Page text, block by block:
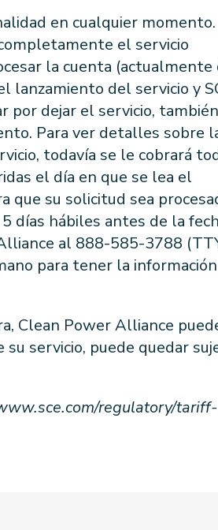
en cualquier momento.
el servicio
la cuenta (actualmente
lanzamiento del servicio y
por dejar el servicio, también
Para ver detalles sobre
todavía se le cobrará
el día en que se lea el
que su solicitud sea
días hábiles antes de la
al 888-585-3788
para tener la información
Clean Power Alliance
servicio, puede quedar
regulatory/tariff-